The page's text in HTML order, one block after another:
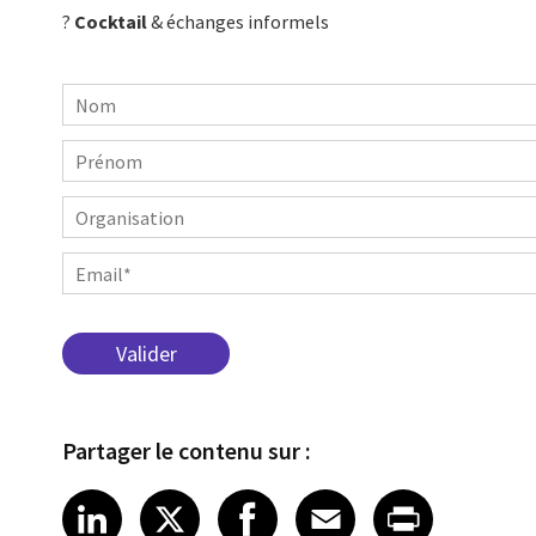
? Cocktail& échanges informels
Nom
Prénom
Organisation
Email
Partager le contenu sur :
Share article on LinkedIn
LinkedIn
Share article on X
XShare article on
Facebook
Share article
Email
Share